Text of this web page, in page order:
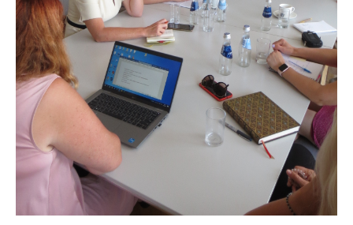
Kontakti
About us